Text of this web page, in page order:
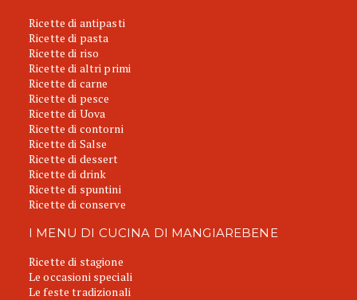
Ricette di antipasti
Ricette di pasta
Ricette di riso
Ricette di altri primi
Ricette di carne
Ricette di pesce
Ricette di Uova
Ricette di contorni
Ricette di Salse
Ricette di dessert
Ricette di drink
Ricette di spuntini
Ricette di conserve
I MENU DI CUCINA DI MANGIAREBENE
Ricette di stagione
Le occasioni speciali
Le feste tradizionali